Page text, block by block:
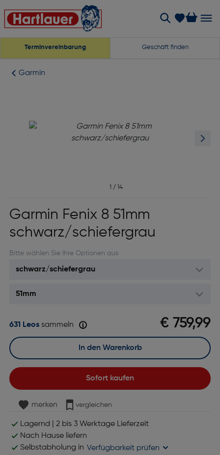
Terminvereinbarung Geschäft finden
Garmin
1 / 14
Garmin Fenix 8 51mm
schwarz/schiefergrau
Bitte wählen Sie Ihre Optionen aus
€ 759,99
631 Leossammeln
Sofort kaufen
In den Warenkorb
merken vergleichen
Lagernd | 2 bis 3 Werktage Lieferzeit
Nach Hause liefern
Selbstabholung in Verfügbarkeit prüfen